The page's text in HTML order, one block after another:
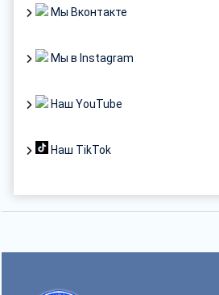
Мы Вконтакте
Мы в Instagram
Наш YouTube
Наш TikTok